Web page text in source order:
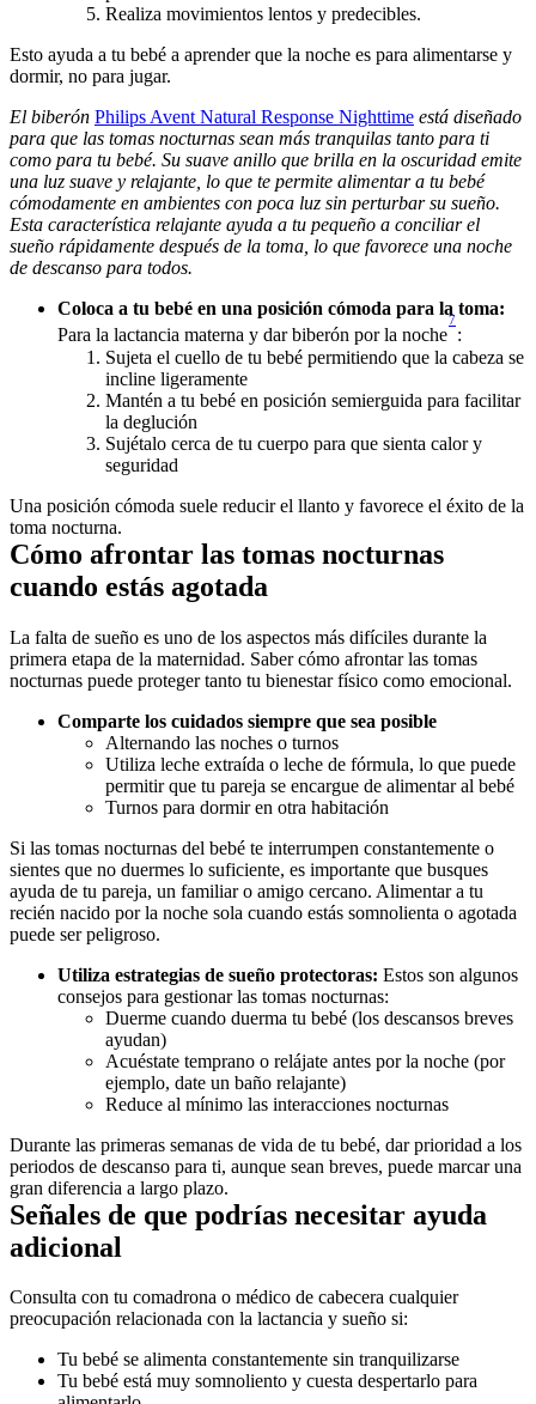
Realiza movimientos lentos y predecibles.
Esto ayuda a tu bebé a aprender que la noche es para alimentarse y
El biberón Philips Avent Natural Response Nighttime está diseñado
para que las tomas nocturnas sean más tranquilas tanto para ti
como para tu bebé. Su suave anillo que brilla en la oscuridad emite
una luz suave y relajante, lo que te permite alimentar a tu bebé
cómodamente en ambientes con poca luz sin perturbar su sueño.
Esta característica relajante ayuda a tu pequeño a conciliar el
sueño rápidamente después de la toma, lo que favorece una noche
de descanso para todos.
Para la lactancia materna y dar biberón por la noche
7
:
Sujeta el cuello de tu bebé permitiendo que la cabeza se
incline ligeramente
Mantén a tu bebé en posición semierguida para facilitar
la deglución
Sujétalo cerca de tu cuerpo para que sienta calor y
seguridad
Una posición cómoda suele reducir el llanto y favorece el éxito de la
toma nocturna.
Cómo afrontar las tomas nocturnas
cuando estás agotada
La falta de sueño es uno de los aspectos más difíciles durante la
primera etapa de la maternidad. Saber cómo afrontar las tomas
Comparte los cuidados siempre que sea posible
Utiliza leche extraída o leche de fórmula, lo que puede
Si las tomas nocturnas del bebé te interrumpen constantemente o
sientes que no duermes lo suficiente, es importante que busques
ayuda de tu pareja, un familiar o amigo cercano. Alimentar a tu
recién nacido por la noche sola cuando estás somnolienta o agotada
puede ser peligroso.
Utiliza estrategias de sueño protectoras: Estos son algunos
consejos para gestionar las tomas nocturnas:
Duerme cuando duerma tu bebé (los descansos breves
Acuéstate temprano o relájate antes por la noche (por
Durante las primeras semanas de vida de tu bebé, dar prioridad a los
periodos de descanso para ti, aunque sean breves, puede marcar una
Señales de que podrías necesitar ayuda
Consulta con tu comadrona o médico de cabecera cualquier
Tu bebé está muy somnoliento y cuesta despertarlo para